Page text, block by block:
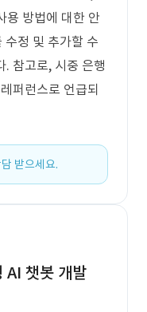
용 방법에 대한 안
수정 및 추가할 수
. 참고로, 시중 은행
퍼런스로 언급되
받으세요.
AI 챗봇 개발